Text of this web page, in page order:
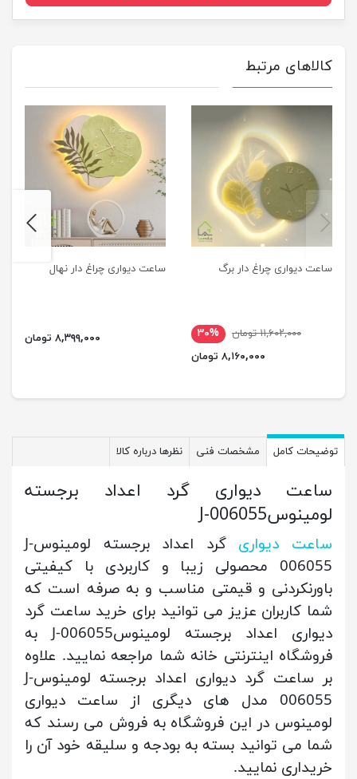
کالاهای مرتبط
ساعت دیواری چراغ دار برگ
۱۱,۶۰۲,۰۰۰ تومان
۳۰%
۸,۱۶۰,۰۰۰ تومان
ساعت دیواری چراغ دار نهال
۸,۳۹۹,۰۰۰ تومان
previus
توضیحات کامل مشخصات فنی نظرها درباره کالا
ساعت دیواری گرد اعداد برجسته
لومینوسJ-006055
ساعت دیواری
گرد اعداد برجسته لومینوسJ-
006055 محصولی زیبا و کاربردی با کیفیتی
باورنکردنی و قیمتی مناسب و به صرفه است که
شما کاربران عزیز می توانید برای خرید ساعت گرد
دیواری اعداد برجسته لومینوسJ-006055 به
فروشگاه اینترنتی خانه شما مراجعه نمایید. علاوه
بر ساعت گرد دیواری اعداد برجسته لومینوسJ-
006055 مدل های دیگری از ساعت دیواری
لومینوس در این فروشگاه به فروش می رسند که
شما می توانید بسته به بودجه و سلیقه خود آن را
خریداری نمایید.